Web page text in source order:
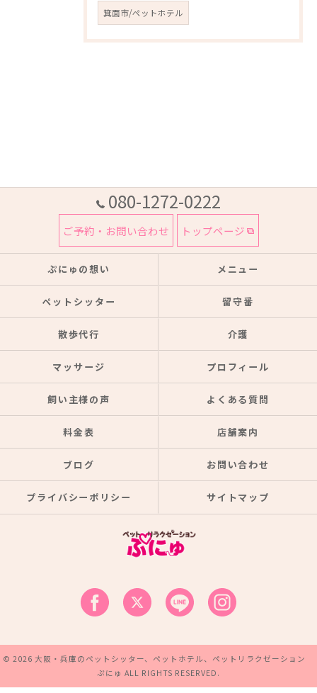
箕面市/ペットホテル
080-1272-0222
ご予約・お問い合わせ トップページ
ぷにゅの想い メニュー
ペットシッター 留守番
散歩代行 介護
マッサージ プロフィール
飼い主様の声 よくある質問
料金表 店舗案内
ブログ お問い合わせ
プライバシーポリシー サイトマップ
© 2026 大阪・兵庫のペットシッター、ペットホテル、ペットリラクゼーション
ぷにゅ ALL RIGHTS RESERVED.